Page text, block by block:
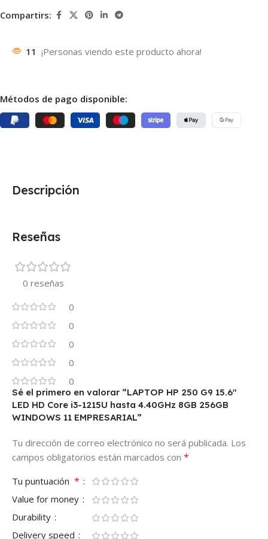
Compartirs:
11 ¡Personas viendo este producto ahora!
Métodos de pago disponible:
Descripción
Reseñas
0 reseñas
0
0
0
0
0
Sé el primero en valorar “LAPTOP HP 250 G9 15.6″
LED HD Core i3-1215U hasta 4.40GHz 8GB 256GB
WINDOWS 11 EMPRESARIAL”
Tu dirección de correo electrónico no será publicada. Los
campos obligatorios están marcados con *
Tu puntuación *
Value for money
Durability
Delivery speed